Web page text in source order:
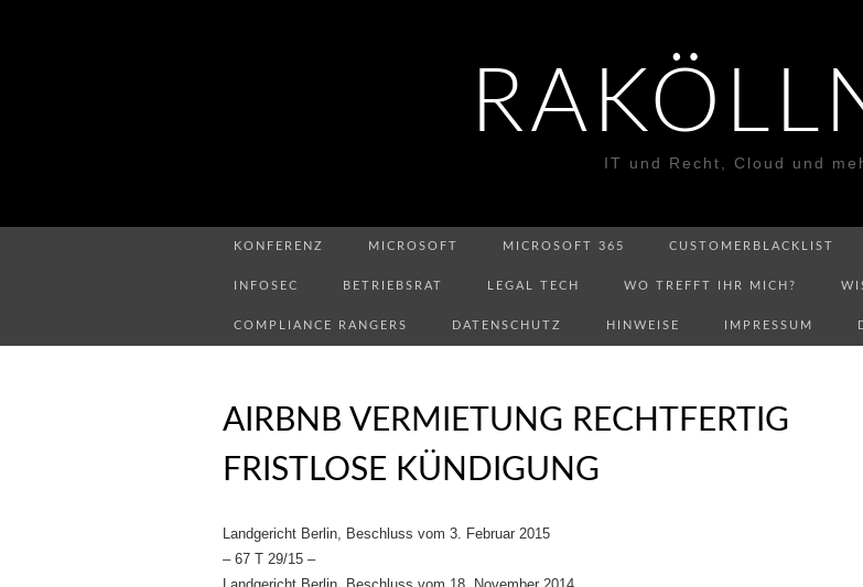
IT und Recht, Cloud und
KONFERENZ MICROSOFT MICROSOFT 365 CUSTOMERBLACKLIST
INFOSEC BETRIEBSRAT LEGAL TECH WO TREFFT IHR MICH?
COMPLIANCE RANGERS DATENSCHUTZ HINWEISE IMPRESSUM
AIRBNB VERMIETUNG RECHTFERTIG
FRISTLOSE KÜNDIGUNG
Landgericht Berlin, Beschluss vom 3. Februar 2015
– 67 T 29/15 –